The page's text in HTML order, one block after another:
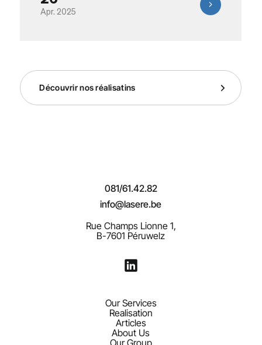
Apr. 2025
Découvrir nos réalisatins
081/61.42.82
info@lasere.be
Rue Champs Lionne 1,
B-7601 Péruwelz
Our Services
Realisation
Articles
About Us
Our Group